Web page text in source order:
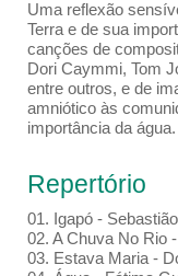
Uma reflexão
Terra e de sua
canções de
Dori Caymmi, Tom
entre outros, e de
amniótico às
importância da água.
Repertório
01. Igapó -
02. A Chuva No Rio
03. Estava Maria -